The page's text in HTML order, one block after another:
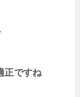
正ですね